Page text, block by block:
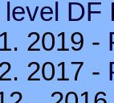
level DF
2019 -
2017 -